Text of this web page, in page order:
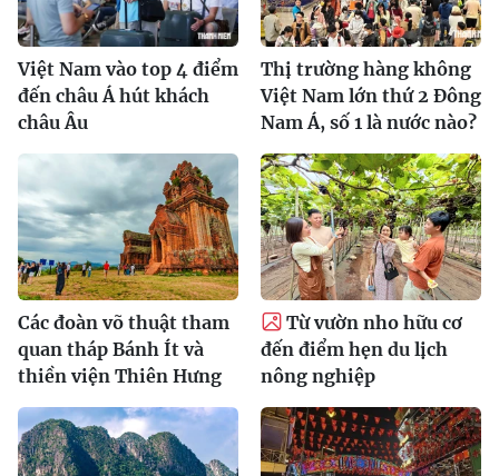
Việt Nam vào top 4 điểm
đến châu Á hút khách
châu Âu
Thị trường hàng không
Việt Nam lớn thứ 2 Đông
Nam Á, số 1 là nước nào?
Các đoàn võ thuật tham
quan tháp Bánh Ít và
thiền viện Thiên Hưng
Từ vườn nho hữu cơ
đến điểm hẹn du lịch
nông nghiệp